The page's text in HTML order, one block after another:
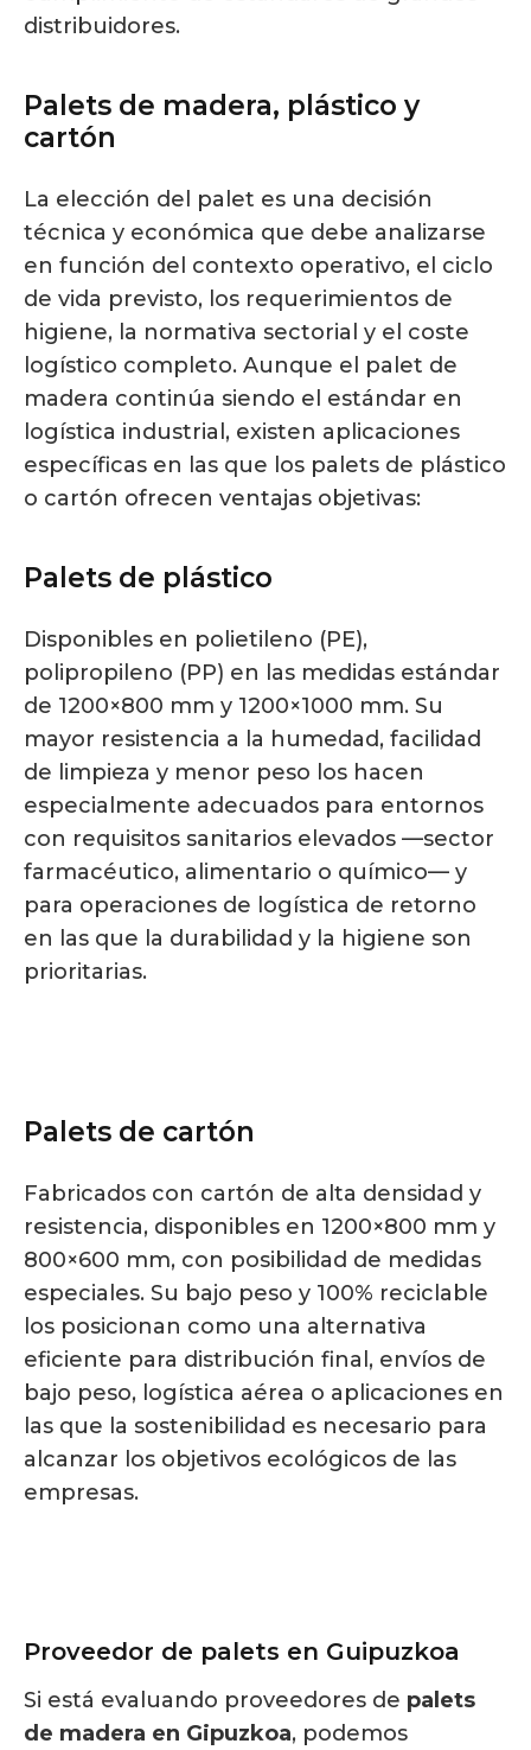
distribuidores.
Palets de madera, plástico y
cartón
La elección del palet es una decisión
técnica y económica que debe analizarse
en función del contexto operativo, el ciclo
de vida previsto, los requerimientos de
higiene, la normativa sectorial y el coste
logístico completo. Aunque el palet de
madera continúa siendo el estándar en
logística industrial, existen aplicaciones
específicas en las que los palets de plástico
o cartón ofrecen ventajas objetivas:
Palets de plástico
Disponibles en polietileno (PE),
polipropileno (PP) en las medidas estándar
de 1200×800 mm y 1200×1000 mm. Su
mayor resistencia a la humedad, facilidad
de limpieza y menor peso los hacen
especialmente adecuados para entornos
con requisitos sanitarios elevados —sector
farmacéutico, alimentario o químico— y
para operaciones de logística de retorno
en las que la durabilidad y la higiene son
prioritarias.
Palets de cartón
Fabricados con cartón de alta densidad y
resistencia, disponibles en 1200×800 mm y
800×600 mm, con posibilidad de medidas
especiales. Su bajo peso y 100% reciclable
los posicionan como una alternativa
eficiente para distribución final, envíos de
bajo peso, logística aérea o aplicaciones en
las que la sostenibilidad es necesario para
alcanzar los objetivos ecológicos de las
empresas.
Proveedor de palets en Guipuzkoa
Si está evaluando proveedores de palets
de madera en Gipuzkoa, podemos